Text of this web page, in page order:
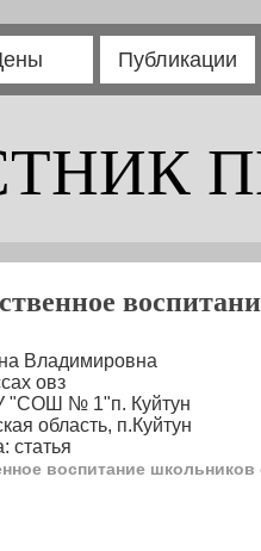
Публикации
Владимировна
овз
"СОШ № 1"п. Куйтун
область, п.Куйтун
статья
воспитание